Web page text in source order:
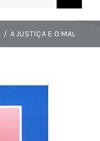
A JUSTIÇA E O MAL